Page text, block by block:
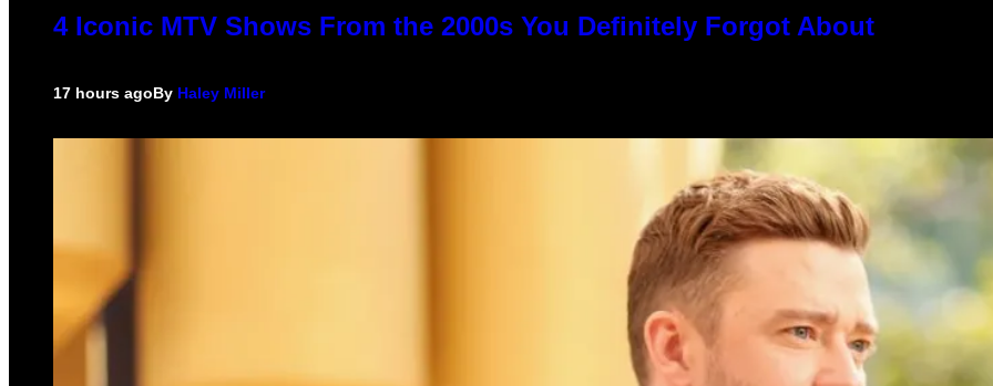
4 Iconic MTV Shows From the 2000s You Definitely Forgot About
17 hours agoBy Haley Miller